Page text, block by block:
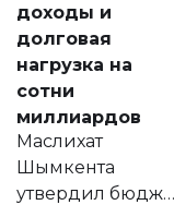
доходы и
долговая
нагрузка на
сотни
миллиардов
Маслихат
Шымкента
утвердил бюджет